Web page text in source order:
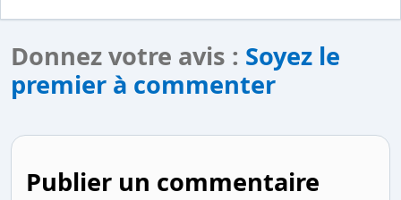
Donnez votre avis : Soyez le
premier à commenter
Publier un commentaire